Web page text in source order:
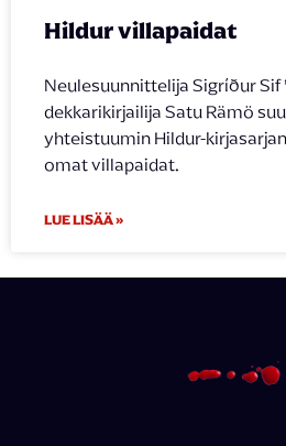
Hildur villapaidat
Neulesuunnittelija Sigríður Sif
dekkarikirjailija Satu Rämö
yhteistuumin Hildur-
omat villapaidat.
LUE LISÄÄ »